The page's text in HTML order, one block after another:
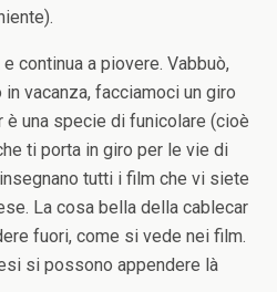
continua a piovere. Vabbuò,
vacanza, facciamoci un giro
è una specie di funicolare (cioè
ti porta in giro per le vie di
tutti i film che vi siete
La cosa bella della cablecar
fuori, come si vede nei film.
si possono appendere là